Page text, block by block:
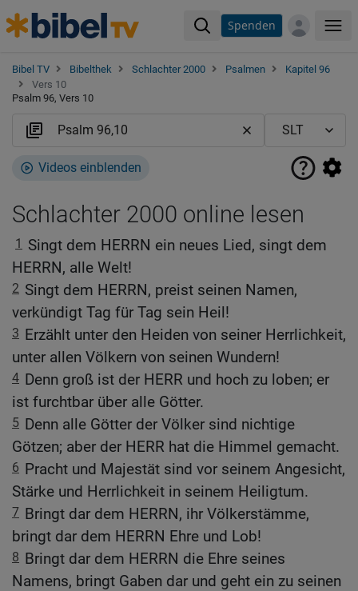
Spenden
Bibel TV Bibelthek Schlachter 2000 Psalmen
Kapitel 96
Vers 10
Psalm 96, Vers 10
Videos einblenden
Schlachter 2000 online lesen
1 Singt dem HERRN ein neues Lied, singt dem
HERRN, alle Welt!
2 Singt dem HERRN, preist seinen Namen,
verkündigt Tag für Tag sein Heil!
3 Erzählt unter den Heiden von seiner Herrlichkeit,
unter allen Völkern von seinen Wundern!
4 Denn groß ist der HERR und hoch zu loben; er
ist furchtbar über alle Götter.
5 Denn alle Götter der Völker sind nichtige
Götzen; aber der HERR hat die Himmel gemacht.
6 Pracht und Majestät sind vor seinem Angesicht,
Stärke und Herrlichkeit in seinem Heiligtum.
7 Bringt dar dem HERRN, ihr Völkerstämme,
bringt dar dem HERRN Ehre und Lob!
8 Bringt dar dem HERRN die Ehre seines
Namens, bringt Gaben dar und geht ein zu seinen